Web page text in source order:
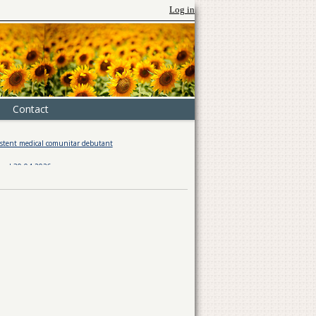
Log in
Contact
comunitar debutant